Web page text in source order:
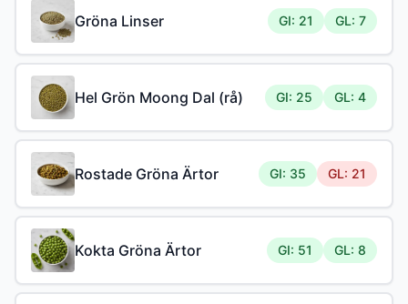
Gröna Linser GI: 21 GL: 7
Hel Grön Moong Dal (rå) GI: 25 GL: 4
Rostade Gröna Ärtor GI: 35 GL: 21
Kokta Gröna Ärtor GI: 51 GL: 8